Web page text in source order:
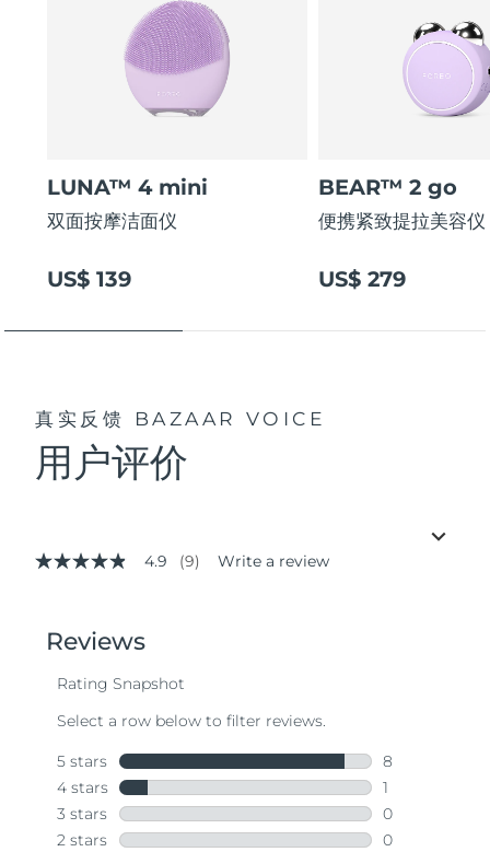
LUNA™ 4 mini
双面按摩洁面仪
US$ 139
BEAR™ 2 go
便携紧致提拉美容仪
US$ 279
真实反馈 BAZAAR VOICE
用户评价
4.9
stars,
rating
value.
Same
page
link.
4.9 (9) Write a review